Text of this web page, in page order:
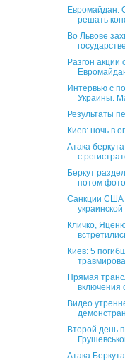
Евромайдан:
решать
Во Львове
Разгон акции
Интервью с
Украины.
Результаты
Киев: ночь в
Атака
с
Беркут
потом
Санкции США
украинской
Кличко,
Киев: 5
Прямая
включения
Видео
Второй день
Атака